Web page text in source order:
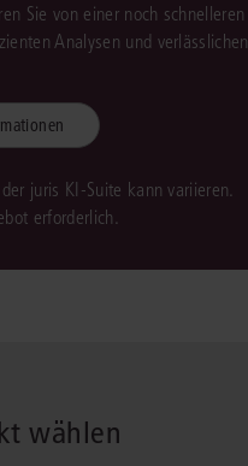
Sie von einer noch schnelleren
Analysen und verlässlichen
juris KI-Suite kann variieren.
erforderlich.
wählen